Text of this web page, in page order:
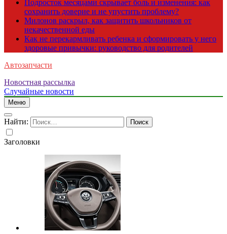
Подросток месяцами скрывает боль и изменения: как
сохранить доверие и не упустить проблему?
Милонов раскрыл, как защитить школьников от
некачественной еды
Как не перекармливать ребенка и сформировать у него
здоровые привычки: руководство для родителей
Автозапчасти
Новостная рассылка
Случайные новости
Меню
Найти:
Заголовки